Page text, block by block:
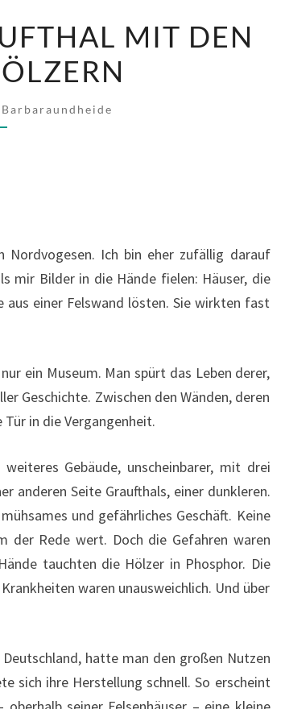
MIT DEN
Barbaraundheide
Nordvogesen. Ich bin eher zufällig darauf
mir Bilder in die Hände fielen: Häuser, die
einer Felswand lösten. Sie wirkten fast
ein Museum. Man spürt das Leben derer,
Geschichte. Zwischen den Wänden, deren
in die Vergangenheit.
Gebäude, unscheinbarer, mit drei
anderen Seite Graufthals, einer dunkleren.
und gefährliches Geschäft. Keine
der Rede wert. Doch die Gefahren waren
tauchten die Hölzer in Phosphor. Die
waren unausweichlich. Und über
hatte man den großen Nutzen
sich ihre Herstellung schnell. So erscheint